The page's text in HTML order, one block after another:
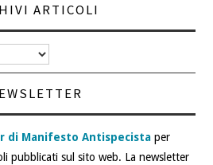
ARTICOLI
di Manifesto Antispecista per
pubblicati sul sito web. La newsletter